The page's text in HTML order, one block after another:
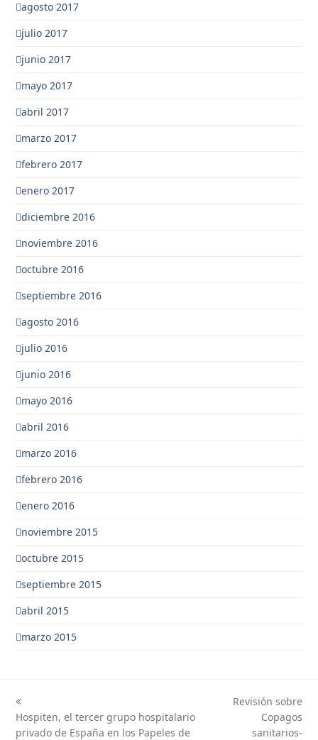
agosto 2017
julio 2017
junio 2017
mayo 2017
abril 2017
marzo 2017
febrero 2017
enero 2017
diciembre 2016
noviembre 2016
octubre 2016
septiembre 2016
agosto 2016
julio 2016
junio 2016
mayo 2016
abril 2016
marzo 2016
febrero 2016
enero 2016
noviembre 2015
octubre 2015
septiembre 2015
abril 2015
marzo 2015
previous
post:
Hospiten, el tercer grupo hospitalario
privado de España en los Papeles de
Revisión sobre
Copagos
sanitarios-